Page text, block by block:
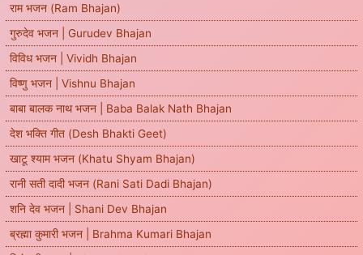
राम भजन (Ram Bhajan)
गुरुदेव भजन | Gurudev Bhajan
विविध भजन | Vividh Bhajan
विष्णु भजन | Vishnu Bhajan
बाबा बालक नाथ भजन | Baba Balak Nath Bhajan
देश भक्ति गीत (Desh Bhakti Geet)
खाटू श्याम भजन (Khatu Shyam Bhajan)
रानी सती दादी भजन (Rani Sati Dadi Bhajan)
शनि देव भजन | Shani Dev Bhajan
ब्रह्मा कुमारी भजन | Brahma Kumari Bhajan